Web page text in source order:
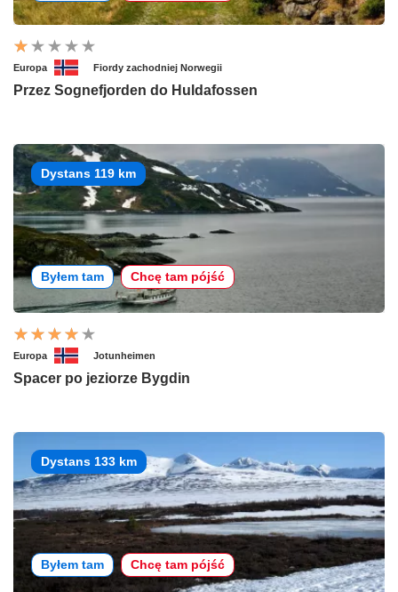
Europa Fiordy zachodniej Norwegii
Przez Sognefjorden do Huldafossen
Dystans 119 km
Byłem tam Chcę tam pójść
Europa Jotunheimen
Spacer po jeziorze Bygdin
Dystans 133 km
Byłem tam Chcę tam pójść